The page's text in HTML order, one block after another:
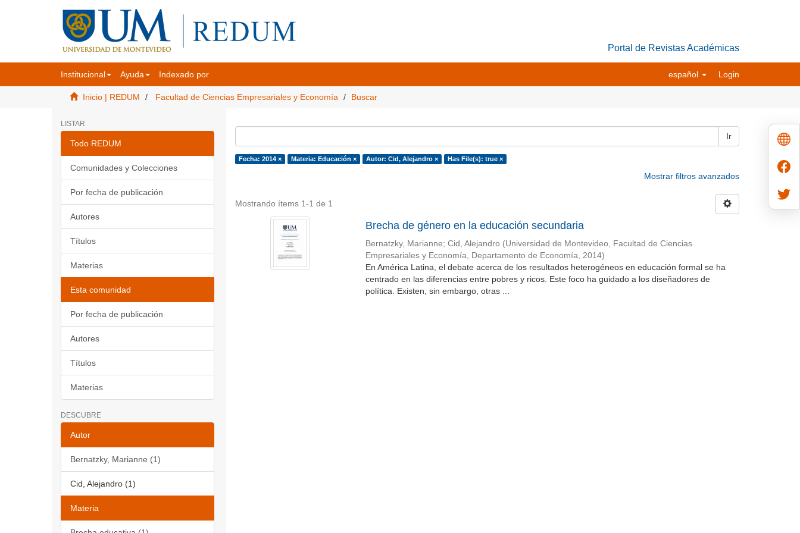
Portal de Revistas Académicas
Institucional Ayuda Indexado por español Login
Inicio | REDUM Facultad de Ciencias Empresariales y Economía Buscar
LISTAR
Todo REDUM
Comunidades y Colecciones
Por fecha de publicación
Autores
Títulos
Materias
Esta comunidad
Por fecha de publicación
Autores
Títulos
Materias
DESCUBRE
Autor
Bernatzky, Marianne (1)
Cid, Alejandro (1)
Materia
Ir
Fecha: 2014 × Materia: Educación × Autor: Cid, Alejandro × Has File(s): true ×
Mostrar filtros avanzados
Mostrando ítems 1-1 de 1
Brecha de género en la educación secundaria
Bernatzky, Marianne; Cid, Alejandro (Universidad de Montevideo, Facultad de Ciencias
Empresariales y Economía, Departamento de Economía, 2014)
En América Latina, el debate acerca de los resultados heterogéneos en educación formal se ha
centrado en las diferencias entre pobres y ricos. Este foco ha guidado a los diseñadores de
política. Existen, sin embargo, otras ...